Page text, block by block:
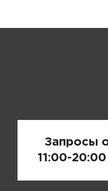
Запросы
11:00-